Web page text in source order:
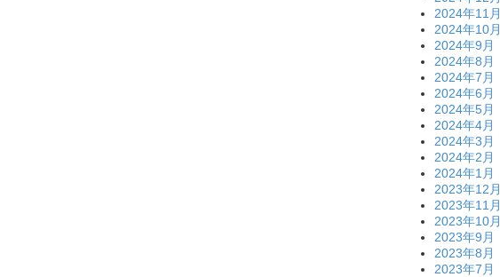
2024年11月
2024年10月
2024年9月
2024年8月
2024年7月
2024年6月
2024年5月
2024年4月
2024年3月
2024年2月
2024年1月
2023年12月
2023年11月
2023年10月
2023年9月
2023年8月
2023年7月